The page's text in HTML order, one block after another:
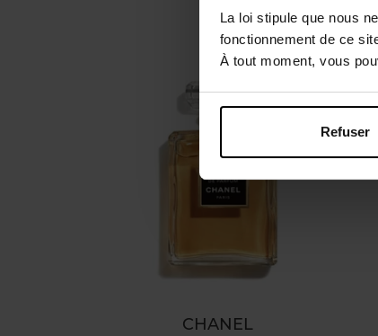
La loi stipule que nous
fonctionnement de ce
À tout moment, vous
Refuser
CHANEL